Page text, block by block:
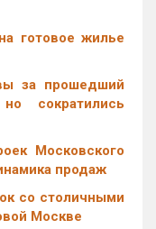
готовое жилье
за прошедший
сократились
Московского
продаж
со столичными
Москве